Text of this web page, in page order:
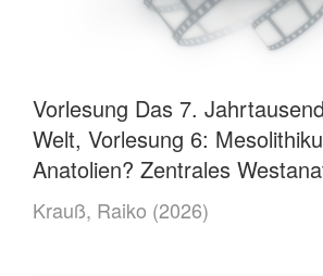
Vorlesung Das 7.
Welt, Vorlesung 6:
Anatolien? Zentrales
Krauß, Raiko (2026)